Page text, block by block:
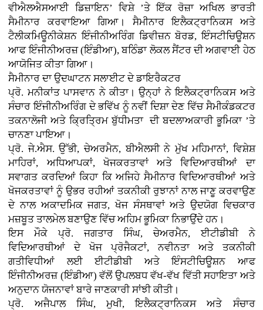
ਵੀਐਲਐਸਆਈ ਡਿਜ਼ਾਇਨ’ ਵਿਸ਼ੇ ’ਤੇ ਇੱਕ ਰੋਜ਼ਾ ਅਖਿਲ ਭਾਰਤੀ
ਸੈਮੀਨਾਰ ਕਰਵਾਇਆ ਗਿਆ। ਸੈਮੀਨਾਰ ਇਲੈਕਟ੍ਰਾਨਿਕਸ ਅਤੇ
ਟੈਲੀਕਮਿਊਨੀਕੇਸ਼ਨ ਇੰਜੀਨੀਅਰਿੰਗ ਡਿਵੀਜ਼ਨ ਬੋਰਡ, ਇੰਸਟੀਚਿਊਸ਼ਨ
ਆਫ ਇੰਜੀਨੀਅਰਜ਼ (ਇੰਡੀਆ), ਬਠਿੰਡਾ ਲੋਕਲ ਸੈਂਟਰ ਦੀ ਅਗਵਾਈ ਹੇਠ
ਆਯੋਜਿਤ ਕੀਤਾ ਗਿਆ।
ਸੈਮੀਨਾਰ ਦਾ ਉਦਘਾਟਨ ਸਲਾਈਟ ਦੇ ਡਾਇਰੈਕਟਰ
ਪ੍ਰੋ. ਮਨੀਕਾਂਤ ਪਾਸਵਾਨ ਨੇ ਕੀਤਾ। ਉਨ੍ਹਾਂ ਨੇ ਇਲੈਕਟ੍ਰਾਨਿਕਸ ਅਤੇ
ਸੰਚਾਰ ਇੰਜੀਨੀਅਰਿੰਗ ਦੇ ਭਵਿੱਖ ਨੂੰ ਨਵੀਂ ਦਿਸ਼ਾ ਦੇਣ ਵਿੱਚ ਸੈਮੀਕੰਡਕਟਰ
ਤਕਨਾਲੋਜੀ ਅਤੇ ਕ੍ਰਿਤ੍ਰਿਮ ਬੁੱਧੀਮਤਾ ਦੀ ਬਦਲਾਅਕਾਰੀ ਭੂਮਿਕਾ ’ਤੇ
ਚਾਨਣਾ ਪਾਇਆ।
ਪ੍ਰੋ. ਜੇ.ਐਸ. ਉੱਭੀ, ਚੇਅਰਮੈਨ, ਬੀਐਲਸੀ ਨੇ ਮੁੱਖ ਮਹਿਮਾਨਾਂ, ਵਿਸ਼ੇਸ਼
ਮਾਹਿਰਾਂ, ਅਧਿਆਪਕਾਂ, ਖੋਜਕਰਤਾਵਾਂ ਅਤੇ ਵਿਦਿਆਰਥੀਆਂ ਦਾ
ਸਵਾਗਤ ਕਰਦਿਆਂ ਕਿਹਾ ਕਿ ਅਜਿਹੇ ਸੈਮੀਨਾਰ ਵਿਦਿਆਰਥੀਆਂ ਅਤੇ
ਖੋਜਕਰਤਾਵਾਂ ਨੂੰ ਉਭਰ ਰਹੀਆਂ ਤਕਨੀਕੀ ਰੁਝਾਨਾਂ ਨਾਲ ਜਾਣੂ ਕਰਵਾਉਣ
ਦੇ ਨਾਲ ਅਕਾਦਮਿਕ ਜਗਤ, ਖੋਜ ਸੰਸਥਾਵਾਂ ਅਤੇ ਉਦਯੋਗ ਵਿਚਕਾਰ
ਮਜ਼ਬੂਤ ਤਾਲਮੇਲ ਬਣਾਉਣ ਵਿੱਚ ਅਹਿਮ ਭੂਮਿਕਾ ਨਿਭਾਉਂਦੇ ਹਨ।
ਇਸ ਮੌਕੇ ਪ੍ਰੋ. ਜਗਤਾਰ ਸਿੰਘ, ਚੇਅਰਮੈਨ, ਈਟੀਡੀਬੀ ਨੇ
ਵਿਦਿਆਰਥੀਆਂ ਦੇ ਖੋਜ ਪ੍ਰੋਜੈਕਟਾਂ, ਨਵੀਨਤਾ ਅਤੇ ਤਕਨੀਕੀ
ਗਤੀਵਿਧੀਆਂ ਲਈ ਈਟੀਡੀਬੀ ਅਤੇ ਇੰਸਟੀਚਿਊਸ਼ਨ ਆਫ
ਇੰਜੀਨੀਅਰਜ਼ (ਇੰਡੀਆ) ਵੱਲੋਂ ਉਪਲਬਧ ਵੱਖ-ਵੱਖ ਵਿੱਤੀ ਸਹਾਇਤਾ ਅਤੇ
ਅਨੁਦਾਨ ਯੋਜਨਾਵਾਂ ਬਾਰੇ ਜਾਣਕਾਰੀ ਸਾਂਝੀ ਕੀਤੀ।
ਪ੍ਰੋ. ਅਜੈਪਾਲ ਸਿੰਘ, ਮੁਖੀ, ਇਲੈਕਟ੍ਰਾਨਿਕਸ ਅਤੇ ਸੰਚਾਰ